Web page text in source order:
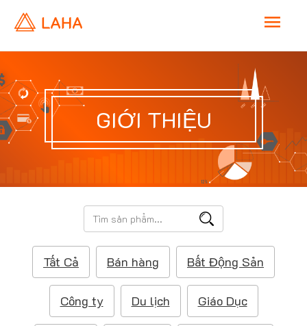
M
a
i
n
n
u
GIỚI THIỆU
T
ì
m
i
ế
m
Tất Cả Bán hàng Bất Động Sản
Công ty Du lịch Giáo Dục